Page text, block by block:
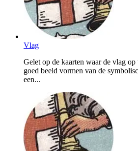
Vlag
Gelet op de kaarten waar de vlag
goed beeld vormen van de
een...